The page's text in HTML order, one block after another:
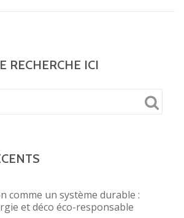
RECHERCHE ICI
comme un système durable :
et déco éco-responsable